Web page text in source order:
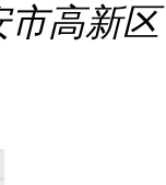
市高新区